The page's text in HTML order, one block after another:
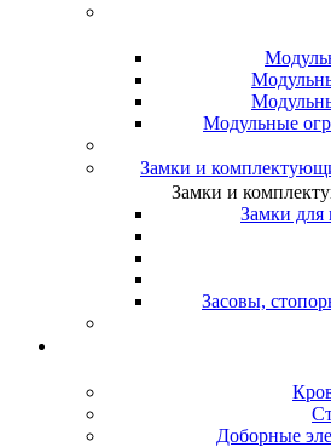
Модульные
Замки и
Замки и
Замки для
Засовы,
Доборные